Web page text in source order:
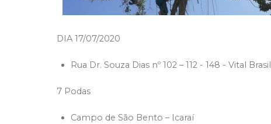
DIA 17/07/2020
Rua Dr. Souza Dias nº 102 – 112 - 148 - Vital Brasil
7 Podas
Campo de São Bento – Icaraí